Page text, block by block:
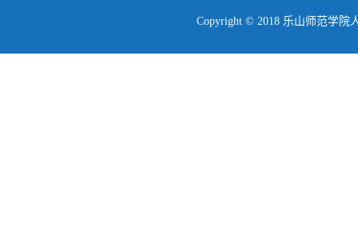
Copyright © 2018 乐山师范学院